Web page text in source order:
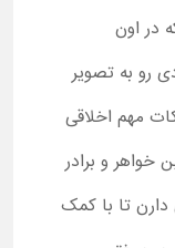
در اون
رو به تصویر
مهم اخلاقی
و برادر
تا با کمک